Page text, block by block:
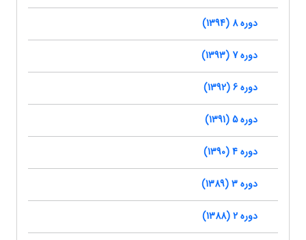
دوره 8 (1394)
دوره 7 (1393)
دوره 6 (1392)
دوره 5 (1391)
دوره 4 (1390)
دوره 3 (1389)
دوره 2 (1388)